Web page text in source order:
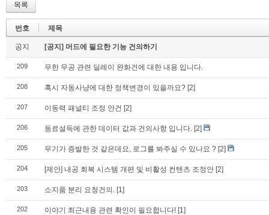
목록
번호 제목
공지 [공지] 머드에 필요한 기능 건의하기
209 무한 무공 관련 딜레이 완화건에 대한 내용 입니다.
208 혹시 자동사냥에 대한 정책변경이 있을까요? [2]
207 이동력 패널티 조정 안건 [2]
206 동료설득에 관한 데이터 값과 건의사항 입니다. [2]
205 무기가 증발한 것 같은데요, 로그를 봐주실 수 있나요 ? [2]
204 [제안] 내공 회복 시스템 개편 및 비활성 컨텐츠 조정안 [2]
203 소지품 분리 요청건의. [1]
202 이야기 최근내용 관련 확인이 필요합니다! [1]